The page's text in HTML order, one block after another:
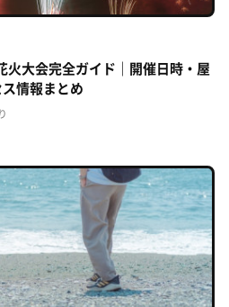
火大会完全ガイド｜開催日時・屋
情報まとめ